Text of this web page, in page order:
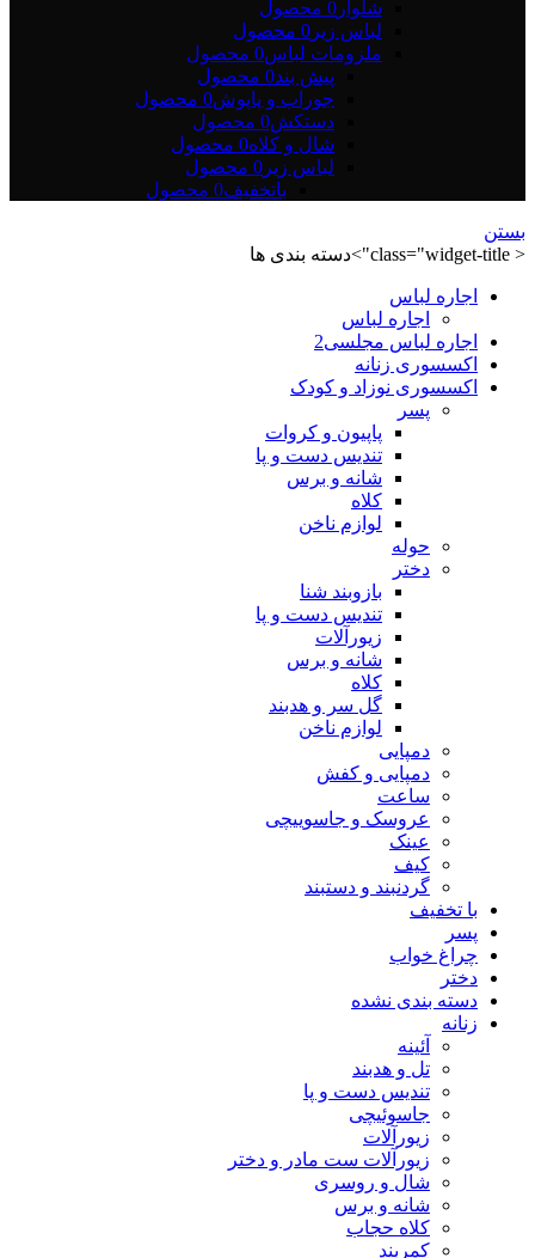
شلوار 0 محصول
لباس زیر 0 محصول
ملزومات لباس0 محصول
پیش بند0 محصول
جوراب و پاپوش0 محصول
دستکش0 محصول
شال و کلاه0 محصول
لباس زیر 0 محصول
باتخفیف0 محصول
بستن
< class="widget-title">دسته بندی ها
اجاره لباس
اجاره لباس
اجاره لباس مجلسی2
اکسسوری زنانه
اکسسوری نوزاد و کودک
پسر
پاپیون و کروات
تندیس دست و پا
شانه و برس
کلاه
لوازم ناخن
حوله
دختر
بازوبند شنا
تندیس دست و پا
زیورآلات
شانه و برس
کلاه
گل سر و هدبند
لوازم ناخن
دمپایی
دمپایی و کفش
ساعت
عروسک و جاسوییچی
عینک
کیف
گردنبند و دستبند
با تخفیف
پسر
چراغ خواب
دختر
دسته بندی نشده
زنانه
آئینه
تل و هدبند
تندیس دست و پا
جاسوئیچی
زیورآلات
زیورآلات ست مادر و دختر
شال و روسری
شانه و برس
کلاه حجاب
کمربند